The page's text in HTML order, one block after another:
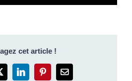
cet article !
LinkedInPinterestEmail